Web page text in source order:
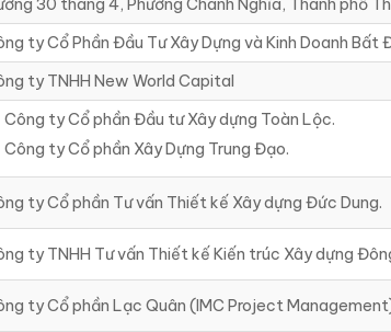
30 tháng 4, Phường Chánh Nghĩa, Thành phố
ty Cổ Phần Đầu Tư Xây Dựng và Kinh Doanh Bất
ty TNHH New World Capital
Công ty Cổ phần Đầu tư Xây dựng Toàn Lộc.
Công ty Cổ phần Xây Dựng Trung Đạo.
ty Cổ phần Tư vấn Thiết kế Xây dựng Đức Dung.
ty TNHH Tư vấn Thiết kế Kiến trúc Xây dựng
ty Cổ phần Lạc Quân (IMC Project